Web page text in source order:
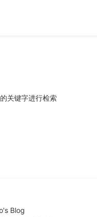
关键字进行检索
Blog